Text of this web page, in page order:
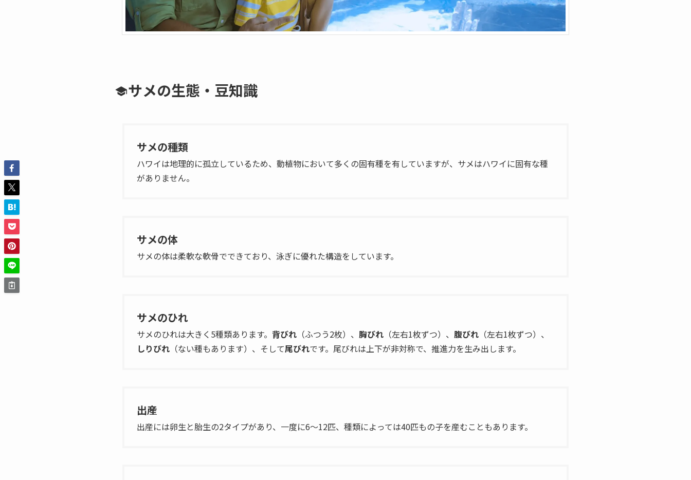
サメの生態・豆知識
サメの種類
ハワイは地理的に孤立しているため、動植物において多くの固有種を有していますが、サメはハワイに固有な種
がありません。
サメの体
サメの体は柔軟な軟骨でできており、泳ぎに優れた構造をしています。
サメのひれ
サメのひれは大きく5種類あります。 背びれ （ふつう2枚）、 胸びれ （左右1枚ずつ）、 腹びれ （左右1枚ずつ）、
しりびれ （ない種もあります）、そして尾びれです。尾びれは上下が非対称で、推進力を生み出します。
出産
出産には卵生と胎生の2タイプがあり、一度に6〜12匹、種類によっては40匹もの子を産むこともあります。